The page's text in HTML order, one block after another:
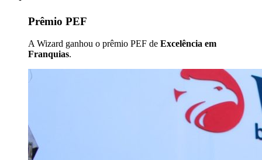
Prêmio PEF
A Wizard ganhou o prêmio PEF de Excelência em
Franquias.